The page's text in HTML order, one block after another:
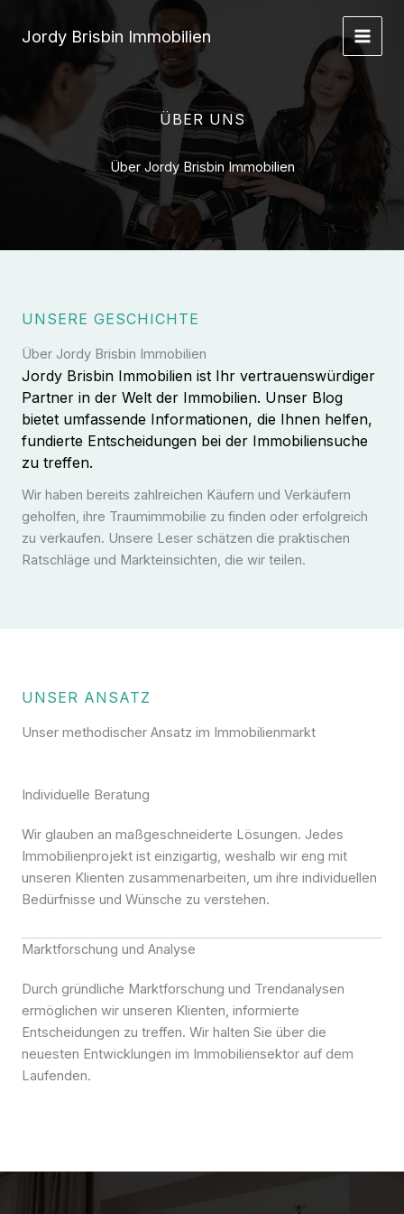
InhaltJordy Brisbin Immobilien
ÜBER UNS
Über Jordy Brisbin Immobilien
UNSERE GESCHICHTE
Über Jordy Brisbin Immobilien
Jordy Brisbin Immobilien ist Ihr vertrauenswürdiger
Partner in der Welt der Immobilien. Unser Blog
bietet umfassende Informationen, die Ihnen helfen,
fundierte Entscheidungen bei der Immobiliensuche
zu treffen.
Wir haben bereits zahlreichen Käufern und Verkäufern
geholfen, ihre Traumimmobilie zu finden oder erfolgreich
zu verkaufen. Unsere Leser schätzen die praktischen
Ratschläge und Markteinsichten, die wir teilen.
UNSER ANSATZ
Unser methodischer Ansatz im Immobilienmarkt
Individuelle Beratung
Wir glauben an maßgeschneiderte Lösungen. Jedes
Immobilienprojekt ist einzigartig, weshalb wir eng mit
unseren Klienten zusammenarbeiten, um ihre individuellen
Bedürfnisse und Wünsche zu verstehen.
Marktforschung und Analyse
Durch gründliche Marktforschung und Trendanalysen
ermöglichen wir unseren Klienten, informierte
Entscheidungen zu treffen. Wir halten Sie über die
neuesten Entwicklungen im Immobiliensektor auf dem
Laufenden.